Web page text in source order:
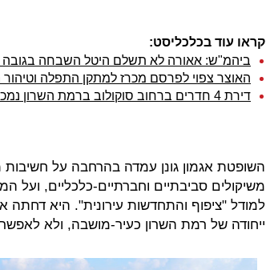
קראו עוד בכלכליסט:
ביהמ"ש: אאורה לא תשלם היטל השבחה בגובה 60 מיליון שקל לעיריית רמה"ש
האוצר צפוי לפרסם מכרז למתקן התפלה
דירת 4 חדרים ברחוב סוקולוב ברמת השרון נמכרה ב־2.53 מיליון שקל
השופטת אגמון גונן עמדה בהרחבה על חשיבות
משיקולים סביבתיים וחברתיים-כלכליים,
למודל "ציפוף והתחדשות עירונית". היא
ייחודה של רמת השרון כעיר-מושבה, ולא לאפשר